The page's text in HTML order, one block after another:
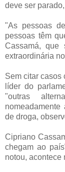
deve ser
"As pessoas
pessoas têm
Cassamá, que
extraordinária
Sem citar casos
líder do
"outras
de droga,
Cipriano
chegam ao
notou, acontece